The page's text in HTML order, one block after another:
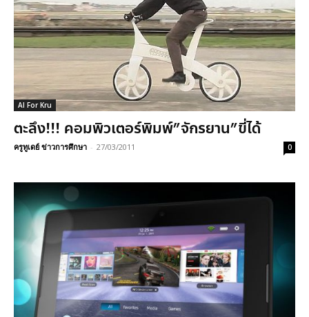
AI For Kru
ตะลึง!!! คอมพิวเตอร์พิมพ์”จักรยาน”ขี่ได้
ครูทูเดย์ ข่าวการศึกษา - 27/03/2011 0